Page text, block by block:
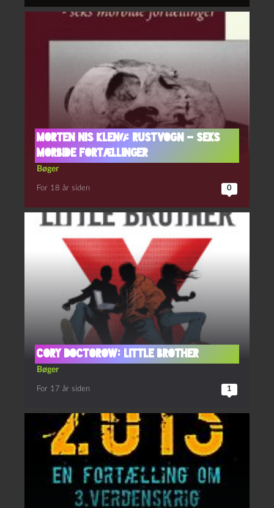
Morten Nis Klenø: Rustvogn – seks
morbide fortællinger
Bøger
For 18 år siden 0
Cory Doctorow: Little Brother
Bøger
For 17 år siden 1